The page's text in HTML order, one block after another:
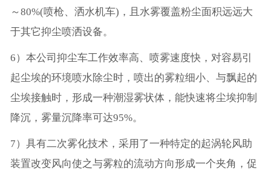
～80%(喷枪、洒水机车)，且水雾覆盖粉尘面积远远大
于其它抑尘喷洒设备。
6）本公司抑尘车工作效率高、喷雾速度快，对容易引
起尘埃的环境喷水除尘时，喷出的雾粒细小、与飘起的
尘埃接触时，形成一种潮湿雾状体，能快速将尘埃抑制
降沉，雾量沉降率可达95%。
7）具有二次雾化技术，采用了一种特定的起涡轮风助
装置改变风向使之与雾粒的流动方向形成一个夹角，促